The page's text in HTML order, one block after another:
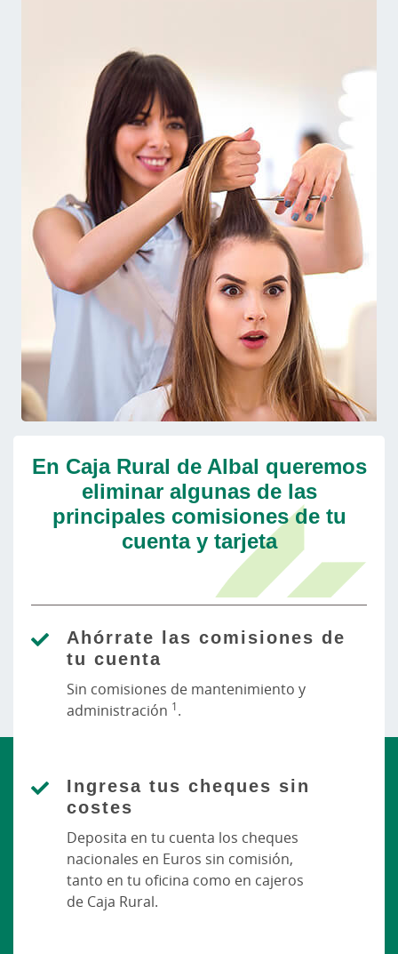
En Caja Rural de Albal queremos
eliminar algunas de las
principales comisiones de tu
cuenta y tarjeta
Ahórrate las comisiones de
tu cuenta
Sin comisiones de mantenimiento y
administración 1.
Ingresa tus cheques sin
costes
Deposita en tu cuenta los cheques
nacionales en Euros sin comisión,
tanto en tu oficina como en cajeros
de Caja Rural.